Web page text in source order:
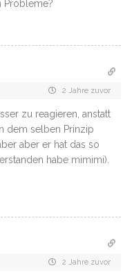
Probleme?
2 Jahre zuvor
zu reagieren, anstatt
dem selben Prinzip
aber er hat das so
habe mimimi).
2 Jahre zuvor